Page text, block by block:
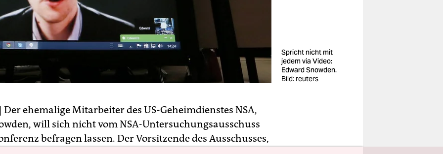
Spricht nicht mit
jedem via Video:
Edward Snowden.
Bild: reuters
Der ehemalige Mitarbeiter des US-Geheimdienstes NSA,
will sich nicht vom NSA-Untersuchungsausschuss
befragen lassen. Der Vorsitzende des Ausschusses,